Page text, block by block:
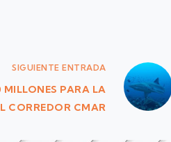
SIGUIENTEENTRADA
MILLONES PARA LA
CORREDOR CMAR